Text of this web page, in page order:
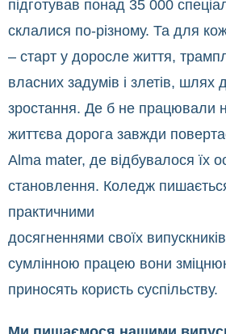
підготував понад 35 000
склалися по-різному. Та для
– старт у доросле життя,
власних задумів і злетів, шлях
зростання. Де б не працювали
життєва дорога завжди
Alma mater, де відбувалося їх
становлення. Коледж
практичними
досягненнями своїх
сумлінною працею вони
приносять користь суспільству.